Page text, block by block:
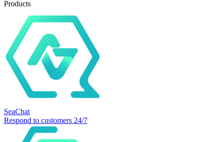
Products
SeaChat
Respond to customers 24/7